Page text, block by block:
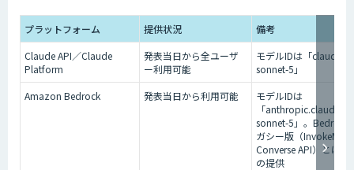
プラットフォーム 提供状況
備考
Claude API／Claude
Platform
発表当日から全ユーザ
ー利用可能
モデルIDは「claude-
sonnet-5」
Amazon Bedrock
発表当日から利用可能
モデルIDは
「anthropic.claude-
sonnet-5」。Bedrock
ガシー版（
Converse API）とは別
の提供